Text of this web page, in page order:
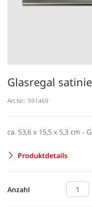
Glasregal
Art.Nr.: 991469
ca. 53,6 x 15,5 x 5,3 cm -
Produktdetails
Anzahl